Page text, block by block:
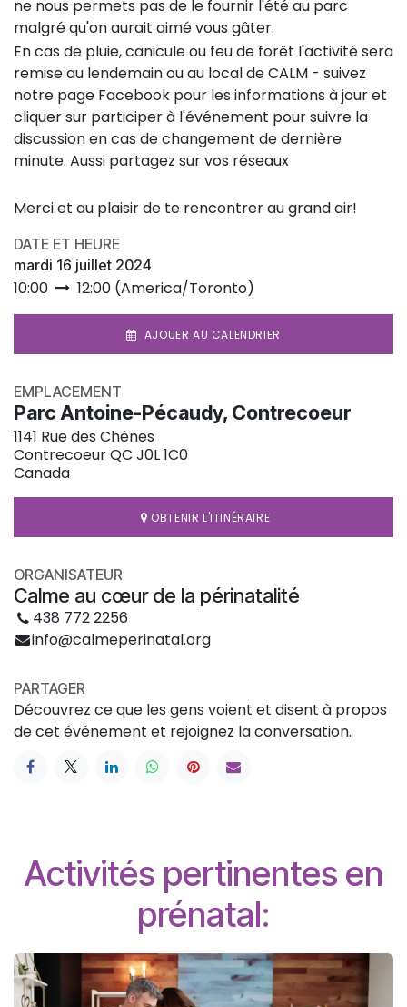
ne nous permets pas de le fournir l'été au parc
malgré qu'on aurait aimé vous gâter.
En cas de pluie, canicule ou feu de forêt l'activité sera
remise au lendemain ou au local de CALM - suivez
notre page Facebook pour les informations à jour et
cliquer sur participer à l'événement pour suivre la
discussion en cas de changement de dernière
minute. Aussi partagez sur vos réseaux
Merci et au plaisir de te rencontrer au grand air!
DATE ET HEURE
mardi 16 juillet 2024
10:00 12:00 (America/Toronto)
AJOUER AU CALENDRIER
EMPLACEMENT
Parc Antoine-Pécaudy, Contrecoeur
1141 Rue des Chênes
Contrecoeur QC J0L 1C0
Canada
OBTENIR L'ITINÉRAIRE
ORGANISATEUR
Calme au cœur de la périnatalité
438 772 2256
info@calmeperinatal.org
PARTAGER
Découvrez ce que les gens voient et disent à propos
de cet événement et rejoignez la conversation.
Activités pertinentes en
prénatal: